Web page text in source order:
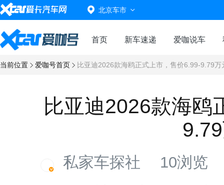
北京车市
首页 新车速递 爱咖说车
当前位置 爱咖号首页 比亚迪2026款海鸥正式上市，售价6.99-9.79万
比亚迪2026款海鸥
私家车探社 10浏览